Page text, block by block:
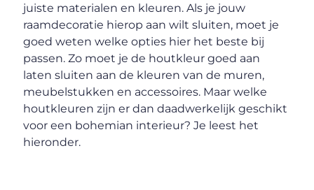
juiste materialen en kleuren. Als je jouw
raamdecoratie hierop aan wilt sluiten, moet je
goed weten welke opties hier het beste bij
passen. Zo moet je de houtkleur goed aan
laten sluiten aan de kleuren van de muren,
meubelstukken en accessoires. Maar welke
houtkleuren zijn er dan daadwerkelijk geschikt
voor een bohemian interieur? Je leest het
hieronder.